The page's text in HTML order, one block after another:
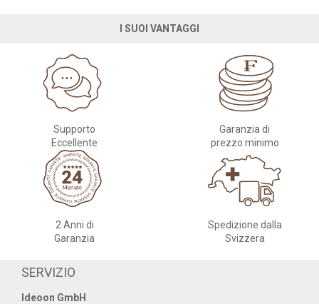
I SUOI VANTAGGI
Supporto
Eccellente
Garanzia di
prezzo minimo
2 Anni di
Garanzia
Spedizione dalla
Svizzera
SERVIZIO
Ideoon GmbH